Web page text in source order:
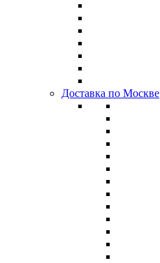
Доставка по Москве